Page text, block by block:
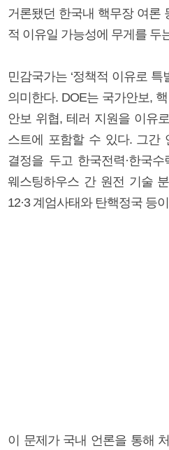
거론됐던 한국내 핵무장 여론
적 이유일 가능성에 무게를 두
민감국가는 ‘정책적 이유로 특
의미한다. DOE는 국가안보,
안보 위협, 테러 지원을 이유
스트에 포함할 수 있다. 그간
결정을 두고 한국전력·한국
웨스팅하우스 간 원전 기술
12·3 계엄사태와 탄핵정국 등
이 문제가 국내 언론을 통해